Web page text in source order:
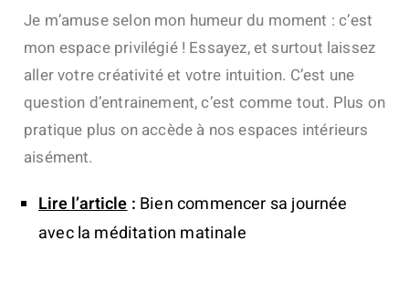
Je m’amuse selon mon humeur du moment : c’est
mon espace privilégié ! Essayez, et surtout laissez
aller votre créativité et votre intuition. C’est une
question d’entrainement, c’est comme tout. Plus on
pratique plus on accède à nos espaces intérieurs
aisément.
Lire l’article: Biencommencer sa journée
avec la méditation matinale